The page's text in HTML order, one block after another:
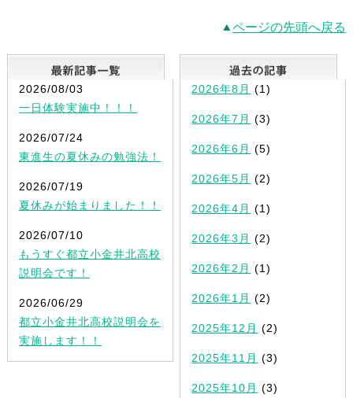
ページの先頭へ戻る
最新記事一覧
2026/08/03
一日体験実施中！！！
2026/07/24
東進生の夏休みの勉強法！
2026/07/19
夏休みが始まりました！！
2026/07/10
もうすぐ都立小金井北高校
説明会です！
2026/06/29
都立小金井北高校説明会を
実施します！！
2026年8月 (1)
2026年7月 (3)
2026年6月 (5)
2026年5月 (2)
2026年4月 (1)
2026年3月 (2)
2026年2月 (1)
2026年1月 (2)
2025年12月 (2)
2025年11月 (3)
2025年10月 (3)